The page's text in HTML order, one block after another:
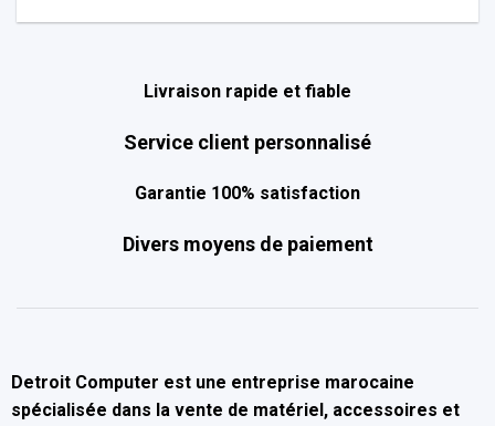
Livraison rapide et fiable
Service client personnalisé
Garantie 100% satisfaction
Divers moyens de paiement
Detroit Computer est une entreprise marocaine
spécialisée dans la vente de matériel, accessoires et